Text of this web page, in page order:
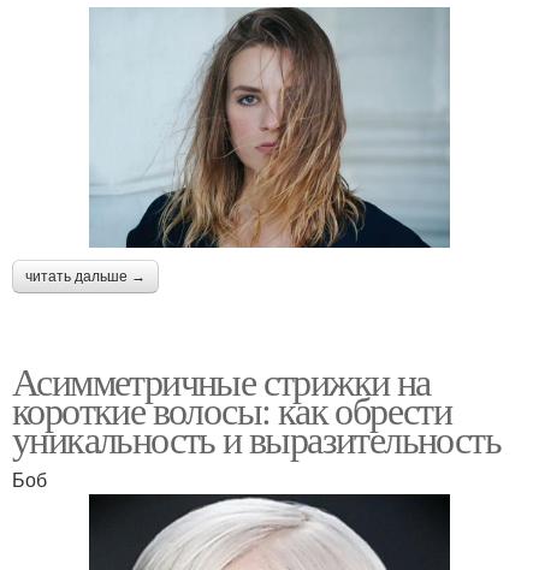
читать дальше →
Асимметричные стрижки на
короткие волосы: как обрести
уникальность и выразительность
Боб